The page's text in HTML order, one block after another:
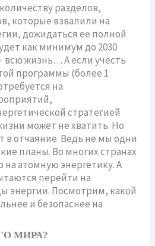
разделов,
которые взвалили на
дожидаться ее полной
как минимум до 2030
всю жизнь… А если учесть
программы (более 1
на
стратегией
может не хватить. Но
в отчаяние. Ведь не мы одни
планы. Во многих странах
на атомную энергетику. А
перейти на
энергии. Посмотрим, какой
и безопаснее на
МИРА?